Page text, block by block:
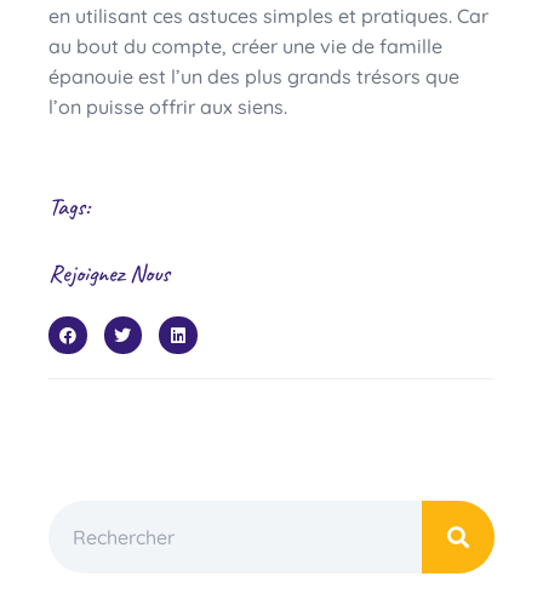
en utilisant ces astuces simples et pratiques. Car
au bout du compte, créer une vie de famille
épanouie est l’un des plus grands trésors que
l’on puisse offrir aux siens.
Tags:
Rejoignez Nous